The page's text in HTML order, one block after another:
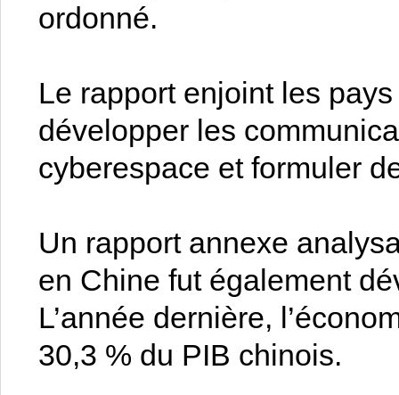
ordonné.
Le rapport enjoint les
développer les
cyberespace et formuler
Un rapport annexe
en Chine fut également
L’année dernière,
30,3 % du PIB chinois.